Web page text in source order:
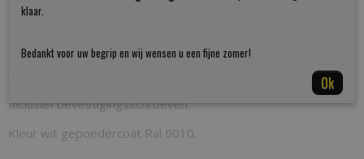
te maken)
Inclusief bevestigingsschroeven.
Kleur wit gepoedercoat Ral 9010.
klaar.
Bedankt voor uw begrip en wij wensen u een fijne zomer!
Ok